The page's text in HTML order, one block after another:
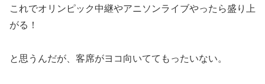
これでオリンピック中継やアニソンライブやったら盛り上
がる！
と思うんだが、客席がヨコ向いててもったいない。